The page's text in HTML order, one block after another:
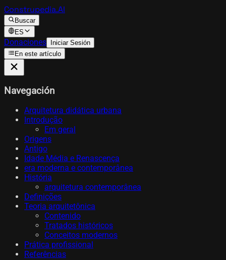
Construpedia.AI
Buscar
ES
Donaciones Iniciar Sesión
En este artículo
Navegación
Arquitetura didática urbana
Introdução
Em geral
Origens
Antigo
Idade Média e Renascença
era moderna e contemporânea
História
arquitetura contemporânea
Definições
Teoria arquitetônica
Contenido
Tratados históricos
Conceitos modernos
Prática profissional
Referências